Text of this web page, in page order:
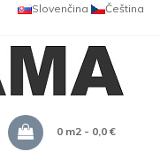
Čeština
Slovenčina
0 m2 - 0,0 €